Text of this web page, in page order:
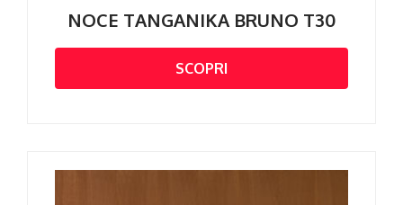
NOCE TANGANIKA BRUNO T30
SCOPRI